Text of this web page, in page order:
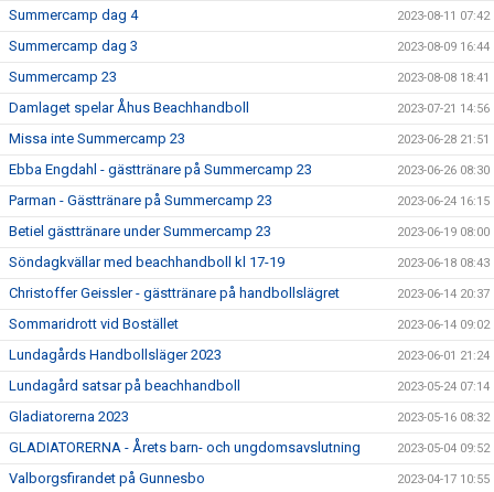
Summercamp dag 4 2023-08-11 07:42
Summercamp dag 3 2023-08-09 16:44
Summercamp 23 2023-08-08 18:41
Damlaget spelar Åhus Beachhandboll 2023-07-21 14:56
Missa inte Summercamp 23 2023-06-28 21:51
Ebba Engdahl - gästtränare på Summercamp 23 2023-06-26 08:30
Parman - Gästtränare på Summercamp 23 2023-06-24 16:15
Betiel gästtränare under Summercamp 23 2023-06-19 08:00
Söndagkvällar med beachhandboll kl 17-19 2023-06-18 08:43
Christoffer Geissler - gästtränare på handbollslägret 2023-06-14 20:37
Sommaridrott vid Bostället 2023-06-14 09:02
Lundagårds Handbollsläger 2023 2023-06-01 21:24
Lundagård satsar på beachhandboll 2023-05-24 07:14
Gladiatorerna 2023 2023-05-16 08:32
GLADIATORERNA - Årets barn- och ungdomsavslutning 2023-05-04 09:52
Valborgsfirandet på Gunnesbo 2023-04-17 10:55